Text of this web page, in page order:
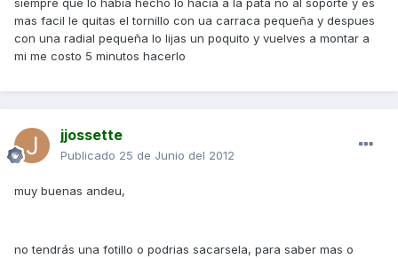
siempre que lo habia hecho lo hacia a la pata no al soporte y es
mas facil le quitas el tornillo con ua carraca pequeña y despues
con una radial pequeña lo lijas un poquito y vuelves a montar a
mi me costo 5 minutos hacerlo
jjossette
Publicado 25 de Junio del 2012
muy buenas andeu,
no tendrás una fotillo o podrias sacarsela, para saber mas o